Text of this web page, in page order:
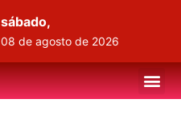
sábado,
08 de agosto de 2026